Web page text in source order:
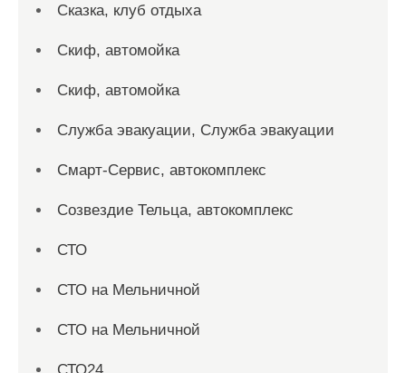
Сказка, клуб отдыха
Скиф, автомойка
Скиф, автомойка
Служба эвакуации, Служба эвакуации
Смарт-Сервис, автокомплекс
Созвездие Тельца, автокомплекс
СТО
СТО на Мельничной
СТО на Мельничной